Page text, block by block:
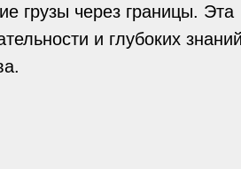
грузы через границы. Эта
и глубоких